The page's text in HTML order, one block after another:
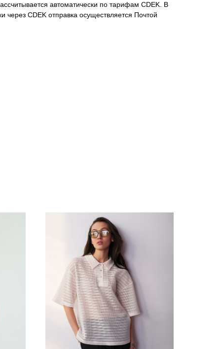
автоматически по тарифам CDEK. В
через CDEK отправка осуществляется Почтой